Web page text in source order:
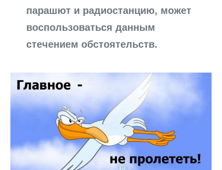
парашют и радиостанцию, может
воспользоваться данным
стечением обстоятельств.